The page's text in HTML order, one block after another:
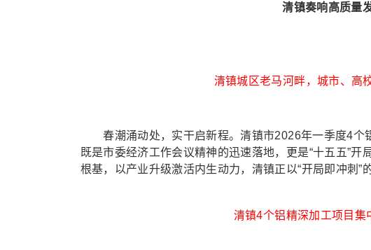
清镇奏响高质量
清镇城区老马河畔，城市、高
春潮涌动处，实干启新程。清镇市2026年一季度4个
既是市委经济工作会议精神的迅速落地，更是“十五五”
根基，以产业升级激活内生动力，清镇正以“开局即冲刺”
清镇4个铝精深加工项目集